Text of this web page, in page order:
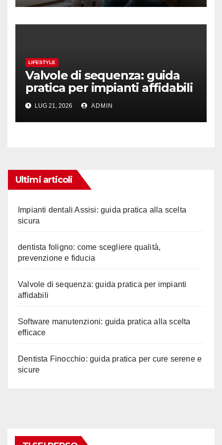
LIFESTYLE
Valvole di sequenza: guida
pratica per impianti affidabili
LUG 21, 2026 ADMIN
Ultimi articoli
Impianti dentali Assisi: guida pratica alla scelta
sicura
dentista foligno: come scegliere qualità,
prevenzione e fiducia
Valvole di sequenza: guida pratica per impianti
affidabili
Software manutenzioni: guida pratica alla scelta
efficace
Dentista Finocchio: guida pratica per cure serene e
sicure